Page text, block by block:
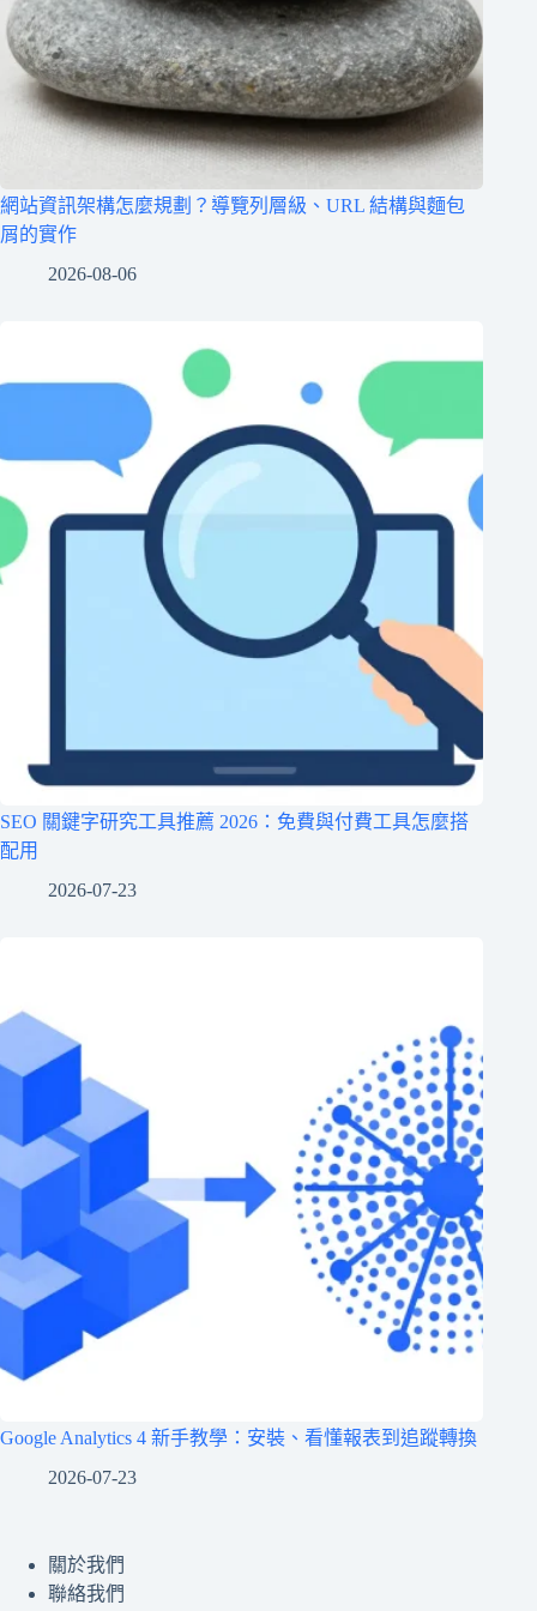
網站資訊架構怎麼規劃？導覽列層級、URL 結構與麵包
屑的實作
2026-08-06
SEO 關鍵字研究工具推薦 2026：免費與付費工具怎麼搭
配用
2026-07-23
Google Analytics 4 新手教學：安裝、看懂報表到追蹤轉換
2026-07-23
關於我們
聯絡我們